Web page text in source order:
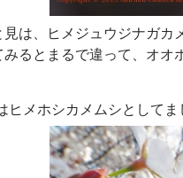
見は、ヒメジュウジナガカ
みるとまるで違って、オオ
ヒメホシカメムシとしてま